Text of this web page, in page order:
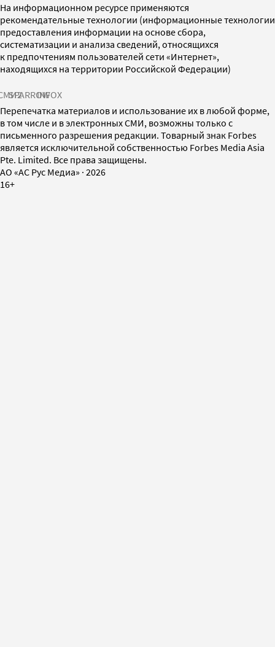
На информационном ресурсе применяются
рекомендательные технологии (информационные технологии
предоставления информации на основе сбора,
систематизации и анализа сведений, относящихся
к предпочтениям пользователей сети «Интернет»,
находящихся на территории Российской Федерации)
SPARROWINFOX
Перепечатка материалов и использование их в любой форме,
в том числе и в электронных СМИ, возможны только с
письменного разрешения редакции. Товарный знак Forbes
является исключительной собственностью Forbes Media Asia
Pte. Limited. Все права защищены.
AO «АС Рус Медиа» · 2026
16+